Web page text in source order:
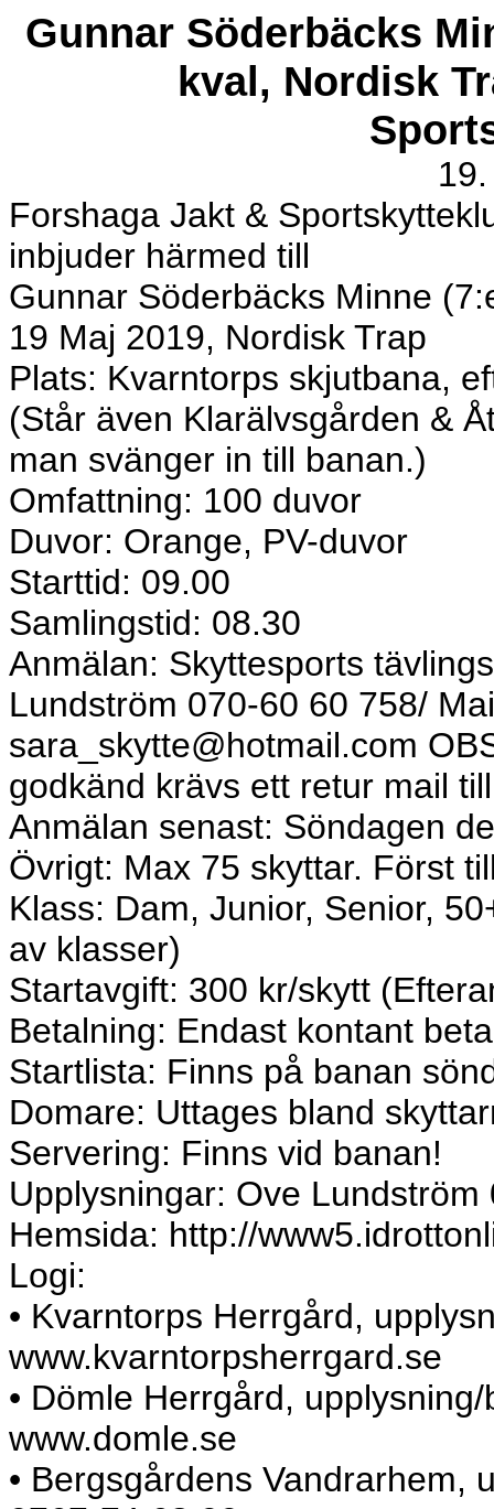
Gunnar Söderbäcks
kval, Nordisk
Forshaga Jakt &
inbjuder härmed till
Gunnar Söderbäcks Minne
19 Maj 2019, Nordisk Trap
Plats: Kvarntorps skjutbana,
(Står även Klarälvsgården &
man svänger in till banan.)
Omfattning: 100 duvor
Duvor: Orange, PV-duvor
Starttid: 09.00
Samlingstid: 08.30
Anmälan: Skyttesports
Lundström 070-60 60 758/
sara_skytte@hotmail.com
godkänd krävs ett retur mail
Anmälan senast: Söndagen
Övrigt: Max 75 skyttar. Först
Klass: Dam, Junior, Senior,
av klasser)
Startavgift: 300 kr/skytt
Betalning: Endast kontant
Startlista: Finns på banan
Domare: Uttages bland
Servering: Finns vid banan!
Upplysningar: Ove Lundström
Hemsida: http://
Logi:
• Kvarntorps Herrgård,
www.kvarntorpsherrgard.se
• Dömle Herrgård,
www.domle.se
• Bergsgårdens Vandrarhem,